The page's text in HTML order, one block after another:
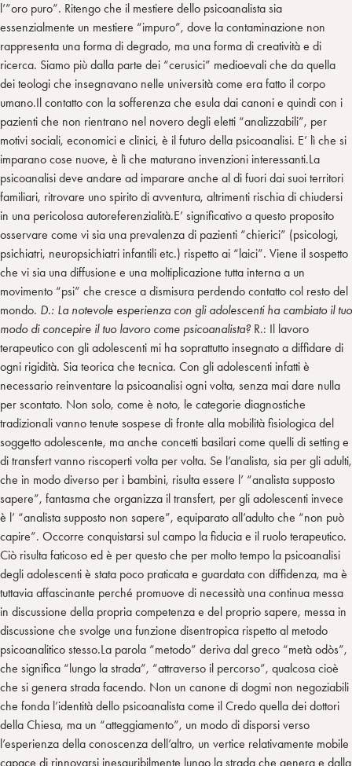
l’”oro puro”. Ritengo che il mestiere dello psicoanalista sia
essenzialmente un mestiere “impuro”, dove la contaminazione non
rappresenta una forma di degrado, ma una forma di creatività e di
ricerca. Siamo più dalla parte dei “cerusici” medioevali che da quella
dei teologi che insegnavano nelle università come era fatto il corpo
umano.Il contatto con la sofferenza che esula dai canoni e quindi con i
pazienti che non rientrano nel novero degli eletti “analizzabili”, per
motivi sociali, economici e clinici, è il futuro della psicoanalisi. E’ lì che si
imparano cose nuove, è lì che maturano invenzioni interessanti.La
psicoanalisi deve andare ad imparare anche al di fuori dai suoi territori
familiari, ritrovare uno spirito di avventura, altrimenti rischia di chiudersi
in una pericolosa autoreferenzialità.E’ significativo a questo proposito
osservare come vi sia una prevalenza di pazienti “chierici” (psicologi,
psichiatri, neuropsichiatri infantili etc.) rispetto ai “laici”. Viene il sospetto
che vi sia una diffusione e una moltiplicazione tutta interna a un
movimento “psi” che cresce a dismisura perdendo contatto col resto del
mondo. D.: La notevole esperienza con gli adolescenti ha cambiato il tuo
modo di concepire il tuo lavoro come psicoanalista? R.: Il lavoro
terapeutico con gli adolescenti mi ha soprattutto insegnato a diffidare di
ogni rigidità. Sia teorica che tecnica. Con gli adolescenti infatti è
necessario reinventare la psicoanalisi ogni volta, senza mai dare nulla
per scontato. Non solo, come è noto, le categorie diagnostiche
tradizionali vanno tenute sospese di fronte alla mobilità fisiologica del
soggetto adolescente, ma anche concetti basilari come quelli di setting e
di transfert vanno riscoperti volta per volta. Se l’analista, sia per gli adulti,
che in modo diverso per i bambini, risulta essere l’ “analista supposto
sapere”, fantasma che organizza il transfert, per gli adolescenti invece
è l’ “analista supposto non sapere”, equiparato all’adulto che “non può
capire”. Occorre conquistarsi sul campo la fiducia e il ruolo terapeutico.
Ciò risulta faticoso ed è per questo che per molto tempo la psicoanalisi
degli adolescenti è stata poco praticata e guardata con diffidenza, ma è
tuttavia affascinante perché promuove di necessità una continua messa
in discussione della propria competenza e del proprio sapere, messa in
discussione che svolge una funzione disentropica rispetto al metodo
psicoanalitico stesso.La parola “metodo” deriva dal greco “metà odòs”,
che significa “lungo la strada”, “attraverso il percorso”, qualcosa cioè
che si genera strada facendo. Non un canone di dogmi non negoziabili
che fonda l’identità dello psicoanalista come il Credo quella dei dottori
della Chiesa, ma un “atteggiamento”, un modo di disporsi verso
l’esperienza della conoscenza dell’altro, un vertice relativamente mobile
capace di rinnovarsi inesauribilmente lungo la strada che genera e dalla